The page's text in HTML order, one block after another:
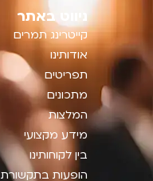
ניווט באתר
קייטרינג תמרים
אודותינו
תפריטים
מתכונים
המלצות
מידע מקצועי
בין לקוחותינו
הופעות בתקשורת